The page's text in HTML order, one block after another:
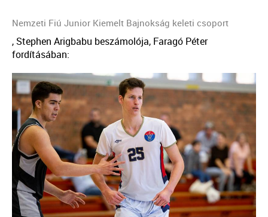
Nemzeti Fiú Junior Kiemelt Bajnokság keleti csoport
, Stephen Arigbabu beszámolója, Faragó Péter
fordításában: